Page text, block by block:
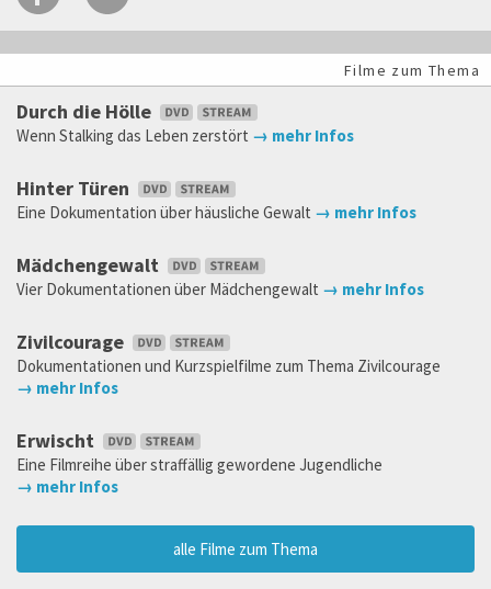
Filme zum Thema
Durch die Hölle
Wenn Stalking das Leben zerstört → mehr Infos
Hinter Türen
Eine Dokumentation über häusliche Gewalt → mehr Infos
Mädchengewalt
Vier Dokumentationen über Mädchengewalt → mehr Infos
Zivilcourage
Dokumentationen und Kurzspielfilme zum Thema Zivilcourage
→ mehr Infos
Erwischt
Eine Filmreihe über straffällig gewordene Jugendliche
→ mehr Infos
alle Filme zum Thema